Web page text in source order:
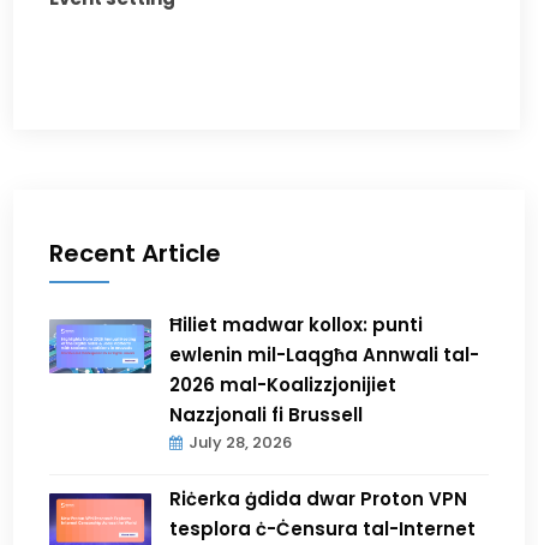
Recent Article
Ħiliet madwar kollox: punti
ewlenin mil-Laqgħa Annwali tal-
2026 mal-Koalizzjonijiet
Nazzjonali fi Brussell
July 28, 2026
Riċerka ġdida dwar Proton VPN
tesplora ċ-Ċensura tal-Internet